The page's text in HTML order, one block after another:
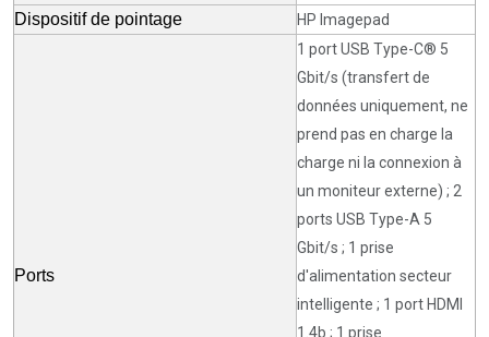
Dispositif de pointage HP Imagepad
Ports
1 port USB Type-C® 5
Gbit/s (transfert de
données uniquement, ne
prend pas en charge la
charge ni la connexion à
un moniteur externe) ; 2
ports USB Type-A 5
Gbit/s ; 1 prise
d'alimentation secteur
intelligente ; 1 port HDMI
1.4b ; 1 prise